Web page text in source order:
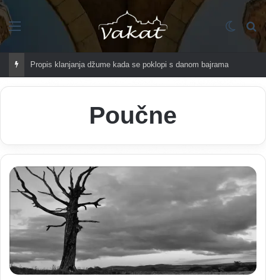
Propis klanjanja džume kada se poklopi s danom bajrama
Poučne